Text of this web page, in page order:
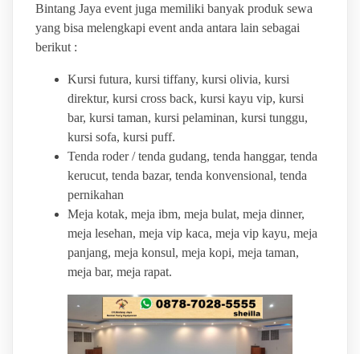
Bintang Jaya event juga memiliki banyak produk sewa
yang bisa melengkapi event anda antara lain sebagai
berikut :
Kursi futura, kursi tiffany, kursi olivia, kursi
direktur, kursi cross back, kursi kayu vip, kursi
bar, kursi taman, kursi pelaminan, kursi tunggu,
kursi sofa, kursi puff.
Tenda roder / tenda gudang, tenda hanggar, tenda
kerucut, tenda bazar, tenda konvensional, tenda
pernikahan
Meja kotak, meja ibm, meja bulat, meja dinner,
meja lesehan, meja vip kaca, meja vip kayu, meja
panjang, meja konsul, meja kopi, meja taman,
meja bar, meja rapat.